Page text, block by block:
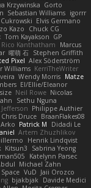
Krzywinska Gorto
Sebastian Williams igorrr
Elvis Germano
Kazo
Chuck CG
Tom Kayakson GP
Rico Kanthatham
Marcus
曜萌 石 Stephen Griffith
Pixel Alex Söderström
Williams KerriTheWriter
Wendy Morris Matze
El/Ellie/Eleanor
Neil Rowe Nicolas
Sethu Nguna
Philippe Authier
Chris Druce BraanFlakes08
Patrick M
Didadi Le
Artem Zhuzhlikov
Henrik Lindqvist
Kitsun3
Sabrina Yeong
Katelynn Parsec
Michael Zahn
VuD Jaii Orozco
bjakbjak Davide Medici